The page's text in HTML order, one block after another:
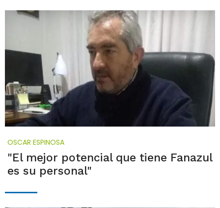
OSCAR ESPINOSA
"El mejor potencial que tiene Fanazul
es su personal"